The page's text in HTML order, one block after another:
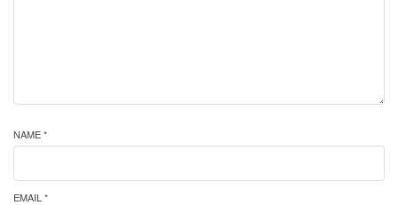
NAME *
EMAIL *